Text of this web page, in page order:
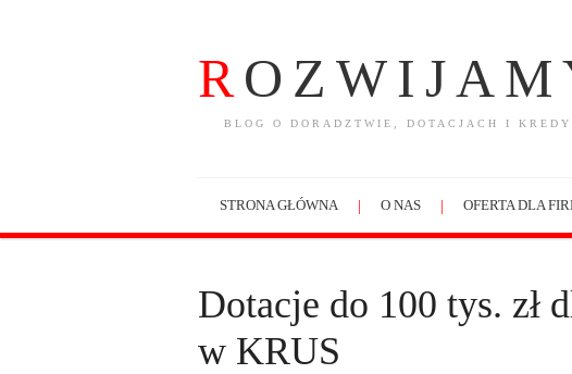
R
BLOG O DORADZTWIE, DOTACJACH I
STRONA GŁÓWNA O NAS OFERTA DLA
Dotacje do 100 tys. zł
w KRUS